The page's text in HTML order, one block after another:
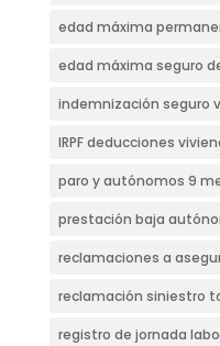
edad máxima
edad máxima seguro
indemnización seguro
IRPF deducciones
paro y autónomos 9
prestación baja
reclamaciones a
reclamación siniestro
registro de jornada